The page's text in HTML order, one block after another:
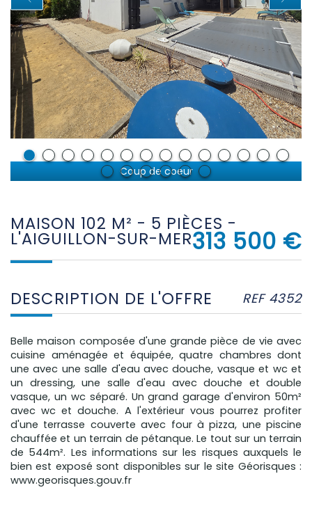
Coup de coeur
MAISON 102 M² - 5 PIÈCES -
L'AIGUILLON-SUR-MER313 500 €
DESCRIPTION DE L'OFFRE REF 4352
Belle maison composée d'une grande pièce de vie avec
cuisine aménagée et équipée, quatre chambres dont
une avec une salle d'eau avec douche, vasque et wc et
un dressing, une salle d'eau avec douche et double
vasque, un wc séparé. Un grand garage d'environ 50m²
avec wc et douche. A l'extérieur vous pourrez profiter
d'une terrasse couverte avec four à pizza, une piscine
chauffée et un terrain de pétanque. Le tout sur un terrain
de 544m². Les informations sur les risques auxquels le
bien est exposé sont disponibles sur le site Géorisques :
www.georisques.gouv.fr